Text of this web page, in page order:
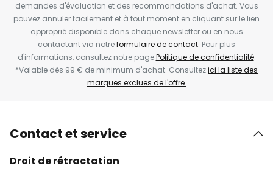
demandes d'évaluation et des recommandations d'achat. Vous
pouvez annuler facilement et à tout moment en cliquant sur le lien
approprié disponible dans chaque newsletter ou en nous
contactant via notreformulaire de contact. Pour plus
d'informations, consultez notre pagePolitique de confidentialité.
*Valable dès 99 € de minimum d'achat. Consultezici la liste des
marques exclues de l'offre.
Contact et service
Droit de rétractation